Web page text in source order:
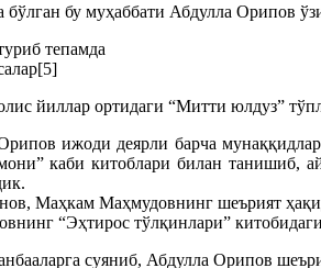
бу муҳаббати Абдулла Орипов
тепамда
йиллар ортидаги “Митти юлдуз”
ижоди деярли барча
каби китоблари билан танишиб,
Маҳкам Маҳмудовнинг шеърият
“Эҳтирос тўлқинлари”
суяниб, Абдулла Орипов